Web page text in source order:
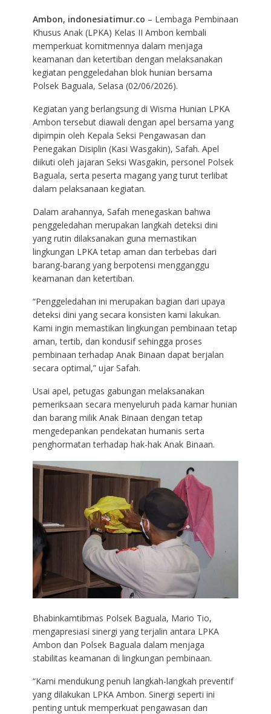
Ambon, indonesiatimur.co – Lembaga Pembinaan
Khusus Anak (LPKA) Kelas II Ambon kembali
memperkuat komitmennya dalam menjaga
keamanan dan ketertiban dengan melaksanakan
kegiatan penggeledahan blok hunian bersama
Polsek Baguala, Selasa (02/06/2026).
Kegiatan yang berlangsung di Wisma Hunian LPKA
Ambon tersebut diawali dengan apel bersama yang
dipimpin oleh Kepala Seksi Pengawasan dan
Penegakan Disiplin (Kasi Wasgakin), Safah. Apel
diikuti oleh jajaran Seksi Wasgakin, personel Polsek
Baguala, serta peserta magang yang turut terlibat
dalam pelaksanaan kegiatan.
Dalam arahannya, Safah menegaskan bahwa
penggeledahan merupakan langkah deteksi dini
yang rutin dilaksanakan guna memastikan
lingkungan LPKA tetap aman dan terbebas dari
barang-barang yang berpotensi mengganggu
keamanan dan ketertiban.
“Penggeledahan ini merupakan bagian dari upaya
deteksi dini yang secara konsisten kami lakukan.
Kami ingin memastikan lingkungan pembinaan tetap
aman, tertib, dan kondusif sehingga proses
pembinaan terhadap Anak Binaan dapat berjalan
secara optimal,” ujar Safah.
Usai apel, petugas gabungan melaksanakan
pemeriksaan secara menyeluruh pada kamar hunian
dan barang milik Anak Binaan dengan tetap
mengedepankan pendekatan humanis serta
penghormatan terhadap hak-hak Anak Binaan.
Bhabinkamtibmas Polsek Baguala, Mario Tio,
mengapresiasi sinergi yang terjalin antara LPKA
Ambon dan Polsek Baguala dalam menjaga
stabilitas keamanan di lingkungan pembinaan.
“Kami mendukung penuh langkah-langkah preventif
yang dilakukan LPKA Ambon. Sinergi seperti ini
penting untuk memperkuat pengawasan dan